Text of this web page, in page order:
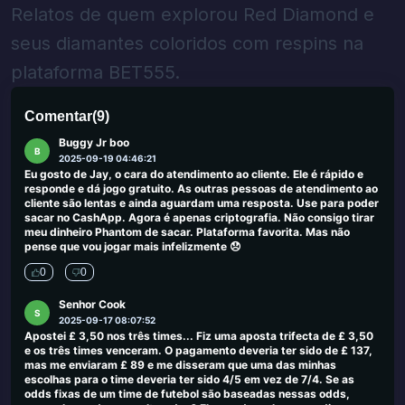
Relatos de quem explorou Red Diamond e
seus diamantes coloridos com respins na
plataforma BET555.
Comentar(9)
0 0
Dear World
2025-09-23 03:26:51
Retirado recebido, mas depois de US $ 80 ganhando muito lento
0 0
B
Buggy Jr boo
2025-09-19 04:46:21
Eu gosto de Jay, o cara do atendimento ao cliente. Ele é rápido e
responde e dá jogo gratuito. As outras pessoas de atendimento ao
cliente são lentas e ainda aguardam uma resposta. Use para poder
sacar no CashApp. Agora é apenas criptografia. Não consigo tirar
meu dinheiro Phantom de sacar. Plataforma favorita. Mas não
pense que vou jogar mais infelizmente 😞
0 0
S
Senhor Cook
2025-09-17 08:07:52
Apostei £ 3,50 nos três times... Fiz uma aposta trifecta de £ 3,50
e os três times venceram. O pagamento deveria ter sido de £ 137,
mas me enviaram £ 89 e me disseram que uma das minhas
escolhas para o time deveria ter sido 4/5 em vez de 7/4. Se as
odds fixas de um time de futebol são baseadas nessas odds,